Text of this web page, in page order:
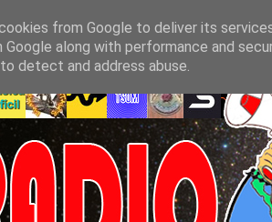
from Google to deliver its
Google along with performance and
detect and address abuse.